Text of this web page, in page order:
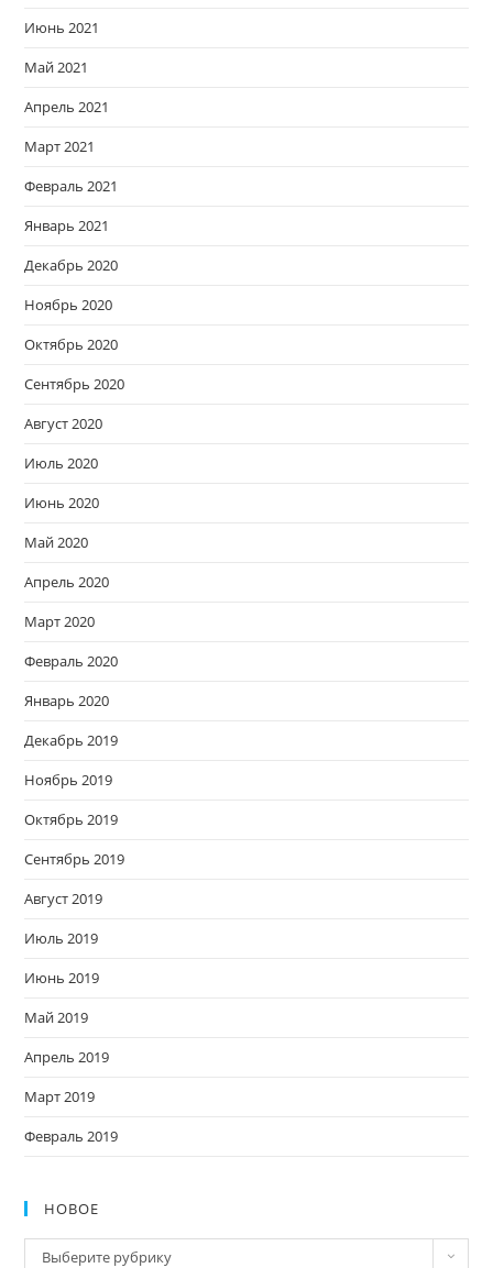
Июнь 2021
Май 2021
Апрель 2021
Март 2021
Февраль 2021
Январь 2021
Декабрь 2020
Ноябрь 2020
Октябрь 2020
Сентябрь 2020
Август 2020
Июль 2020
Июнь 2020
Май 2020
Апрель 2020
Март 2020
Февраль 2020
Январь 2020
Декабрь 2019
Ноябрь 2019
Октябрь 2019
Сентябрь 2019
Август 2019
Июль 2019
Июнь 2019
Май 2019
Апрель 2019
Март 2019
Февраль 2019
НОВОЕ
Новое
Выберите рубрику